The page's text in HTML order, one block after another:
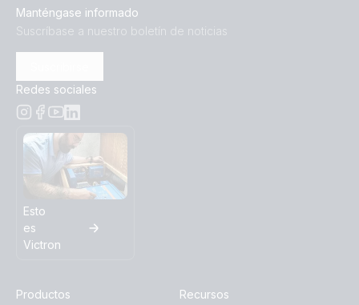
Manténgase informado
Suscríbase a nuestro boletín de noticias
Redes sociales
Esto
es
Victron
Productos
Recursos